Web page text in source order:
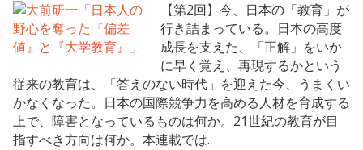
【第2回】今、日本の「教育」が
行き詰まっている。日本の高度
成長を支えた、「正解」をいか
に早く覚え、再現するかという
従来の教育は、「答えのない時代」を迎えた今、うまくい
かなくなった。日本の国際競争力を高める人材を育成する
上で、障害となっているものは何か。21世紀の教育が目
指すべき方向は何か。本連載では..